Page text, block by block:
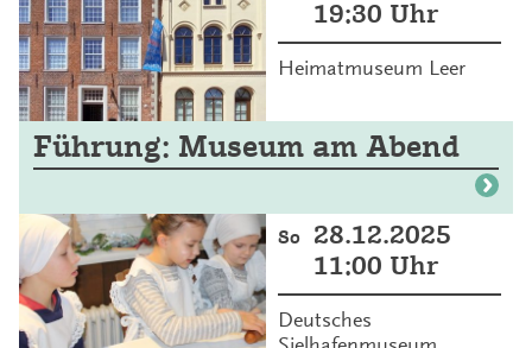
19:30 Uhr
Heimatmuseum Leer
Führung: Museum am Abend
So
28.12.2025
11:00 Uhr
Deutsches